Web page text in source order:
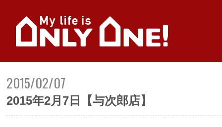
2015/02/07
2015年2月7日【与次郎店】